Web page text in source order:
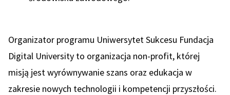
Organizator programu Uniwersytet Sukcesu Fundacja
Digital University to organizacja non-profit, której
misją jest wyrównywanie szans oraz edukacja w
zakresie nowych technologii i kompetencji przyszłości.